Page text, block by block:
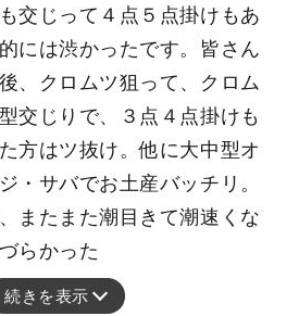
交じって４点５点掛けもあ
には渋かったです。皆さん
、クロムツ狙って、クロム
交じりで、３点４点掛けも
方はツ抜け。他に大中型オ
・サバでお土産バッチリ。
またまた潮目きて潮速くな
らかった
続きを表示